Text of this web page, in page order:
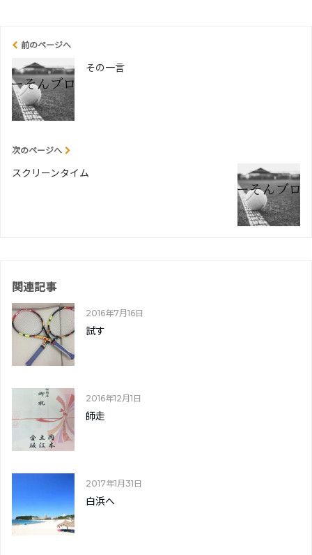
前のページへ
その一言
次のページへ
スクリーンタイム
関連記事
2016年7月16日
試す
2016年12月1日
師走
2017年1月31日
白浜へ